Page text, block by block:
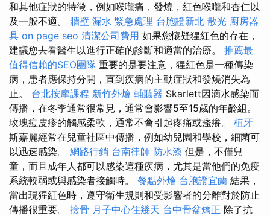
和其他症狀的特徵，例如喉嚨痛，發燒，紅色喉嚨和杏仁以
及一般不適。 牆壁 漏水 緊急處理 台胞證新北 散光 廚房器
具 on page seo 清潔公司費用 如果您懷疑猩紅色的存在，
建議您去看醫生以進行正確的診斷和適當的治療。 推薦最
值得信賴的SEO團隊 重要的是要注意，猩紅色是一種傳染
病，患者應保持分開，直到疾病的主動症狀和發燒消失為
止。 台北按摩課程 新竹外燴 輔聽器 Skarlett因滴水感染而
傳播，在冬季通常很常見，通常會影響5至15歲的年齡組。
玫瑰痘皮疹的觸感柔軟，通常不會引起疼痛或瘙癢。 植牙
斯嘉麗經常在兒童社區中傳播，例如幼兒園和學校，細菌可
以迅速感染。 網路行銷 台南律師 防水漆 但是，不僅兒
童，而且成年人都可以感染這種疾病，尤其是當他們的免疫
系統較弱或與感染者接觸時。 餐點外燴 台胞證宜蘭 結果，
當出現猩紅色時，遵守衛生規則和受影響者的分離對於防止
傳播很重要。 撿骨 月子中心住幾天 台中骨盆矯正 除了抗